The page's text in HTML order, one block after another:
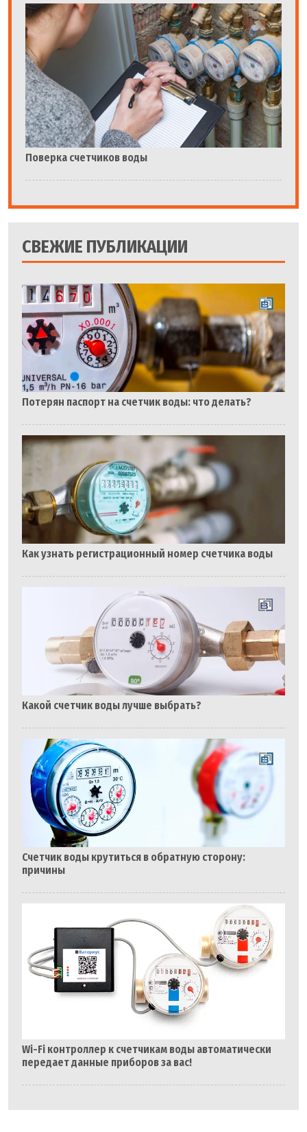
Поверка счетчиков воды
СВЕЖИЕ ПУБЛИКАЦИИ
Потерян паспорт на счетчик воды: что делать?
Как узнать регистрационный номер счетчика воды
Какой счетчик воды лучше выбрать?
Счетчик воды крутиться в обратную сторону:
причины
Wi-Fi контроллер к счетчикам воды автоматически
передает данные приборов за вас!